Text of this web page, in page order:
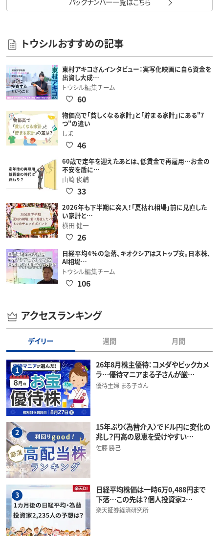
トウシルおすすめの記事
東村アキコさんインタビュー：実写化映画に自ら資金を
出資し大成…
トウシル編集チーム
60
物価高で「貧しくなる家計」と「貯まる家計」にある"7
つ"の違い
しま
46
60歳で定年を迎えたあとは、低賃金で再雇用…お金の
不安を盾に…
山崎 俊輔
33
2026年も下半期に突入！「夏枯れ相場」前に見直した
い家計と…
横田 健一
26
日経平均4％の急落、キオクシアはストップ安。日本株、
AI相場…
トウシル編集チーム
106
アクセスランキング
デイリー 週間 月間
1
26年8月株主優待：コメダやビックカメ
ラ…優待マニアまる子さんが厳…
優待主婦 まる子さん
2
15年ぶり〈為替介入〉でドル円に変化の
兆し？円高の恩恵を受けやすい…
佐藤 勝己
3
日経平均株価は一時6万0,488円まで
下落…この先は？個人投資家2…
楽天証券経済研究所